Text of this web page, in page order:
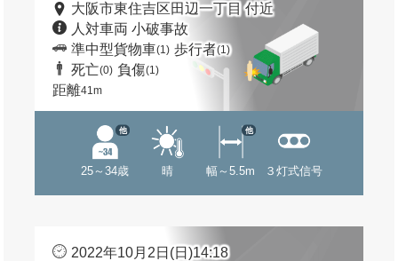
大阪市東住吉区田辺一丁目 付近
人対車両 小破事故
準中型貨物車(1) 歩行者(1)
死亡(0) 負傷(1)
距離41m
25～34歳
他
晴 幅～5.5m
他
３灯式信号
2022年10月2日(日)14:18